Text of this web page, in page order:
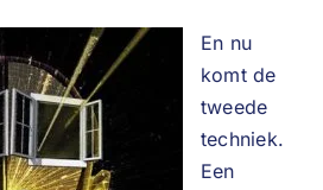
En nu
komt de
tweede
techniek.
Een